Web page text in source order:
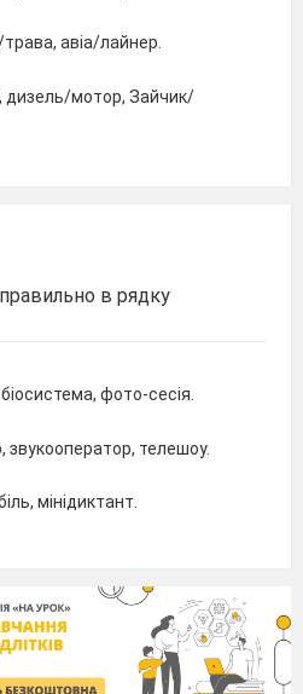
авіа/лайнер.
дизель/мотор, Зайчик/
в рядку
фото-сесія.
телешоу.
мінідиктант.